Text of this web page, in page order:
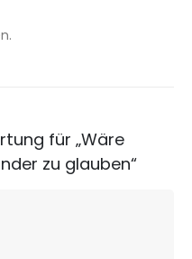
für „Wäre
zu glauben“